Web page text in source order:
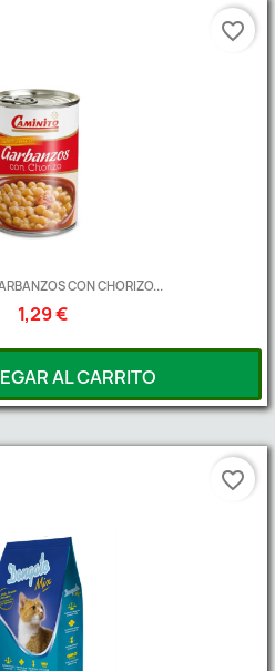
CON CHORIZO...
1,29 €
AL CARRITO
favorite_border
favorite_border